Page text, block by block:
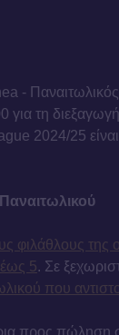
-
για τη
2024/25
φιλάθλους της
έως 5. Σε
που
προς